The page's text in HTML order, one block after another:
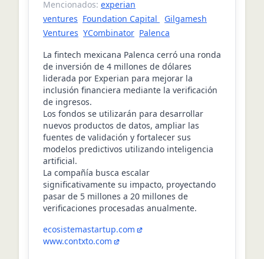
Mencionados: experian
ventures Foundation Capital
Gilgamesh
Ventures YCombinator Palenca
La fintech mexicana Palenca cerró una ronda
de inversión de 4 millones de dólares
liderada por Experian para mejorar la
inclusión financiera mediante la verificación
de ingresos.
Los fondos se utilizarán para desarrollar
nuevos productos de datos, ampliar las
fuentes de validación y fortalecer sus
modelos predictivos utilizando inteligencia
artificial.
La compañía busca escalar
significativamente su impacto, proyectando
pasar de 5 millones a 20 millones de
verificaciones procesadas anualmente.
ecosistemastartup.com
www.contxto.com